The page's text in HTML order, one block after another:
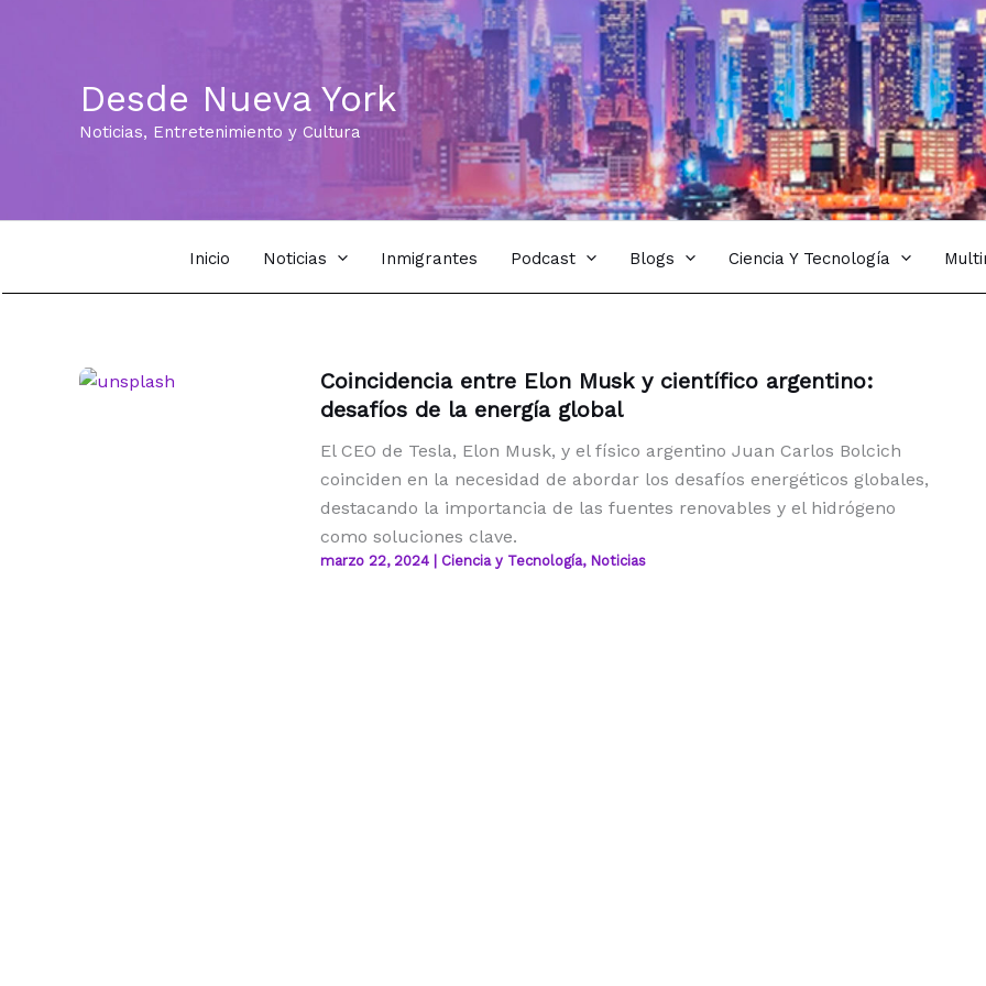
Desde Nueva York
Noticias, Entretenimiento y Cultura
Inicio Noticias Inmigrantes Podcast Blogs Ciencia Y Tecnología
Coincidencia entre Elon Musk y científico argentino:
desafíos de la energía global
El CEO de Tesla, Elon Musk, y el físico argentino Juan Carlos Bolcich
coinciden en la necesidad de abordar los desafíos energéticos globales,
destacando la importancia de las fuentes renovables y el hidrógeno
como soluciones clave.
marzo 22, 2024 Ciencia y Tecnología, Noticias